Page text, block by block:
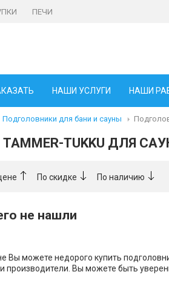
ПЕЧИ
НАШИ УСЛУГИ НАШИ
Подголовники для бани и сауны
TUKKU ДЛЯ
По скидке По наличию
не нашли
Вы можете недорого купить
Вы можете быть